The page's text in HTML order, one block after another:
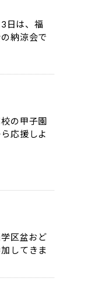
日は、福
納涼会で
校の甲子園
応援しよ
学区盆おど
してきま